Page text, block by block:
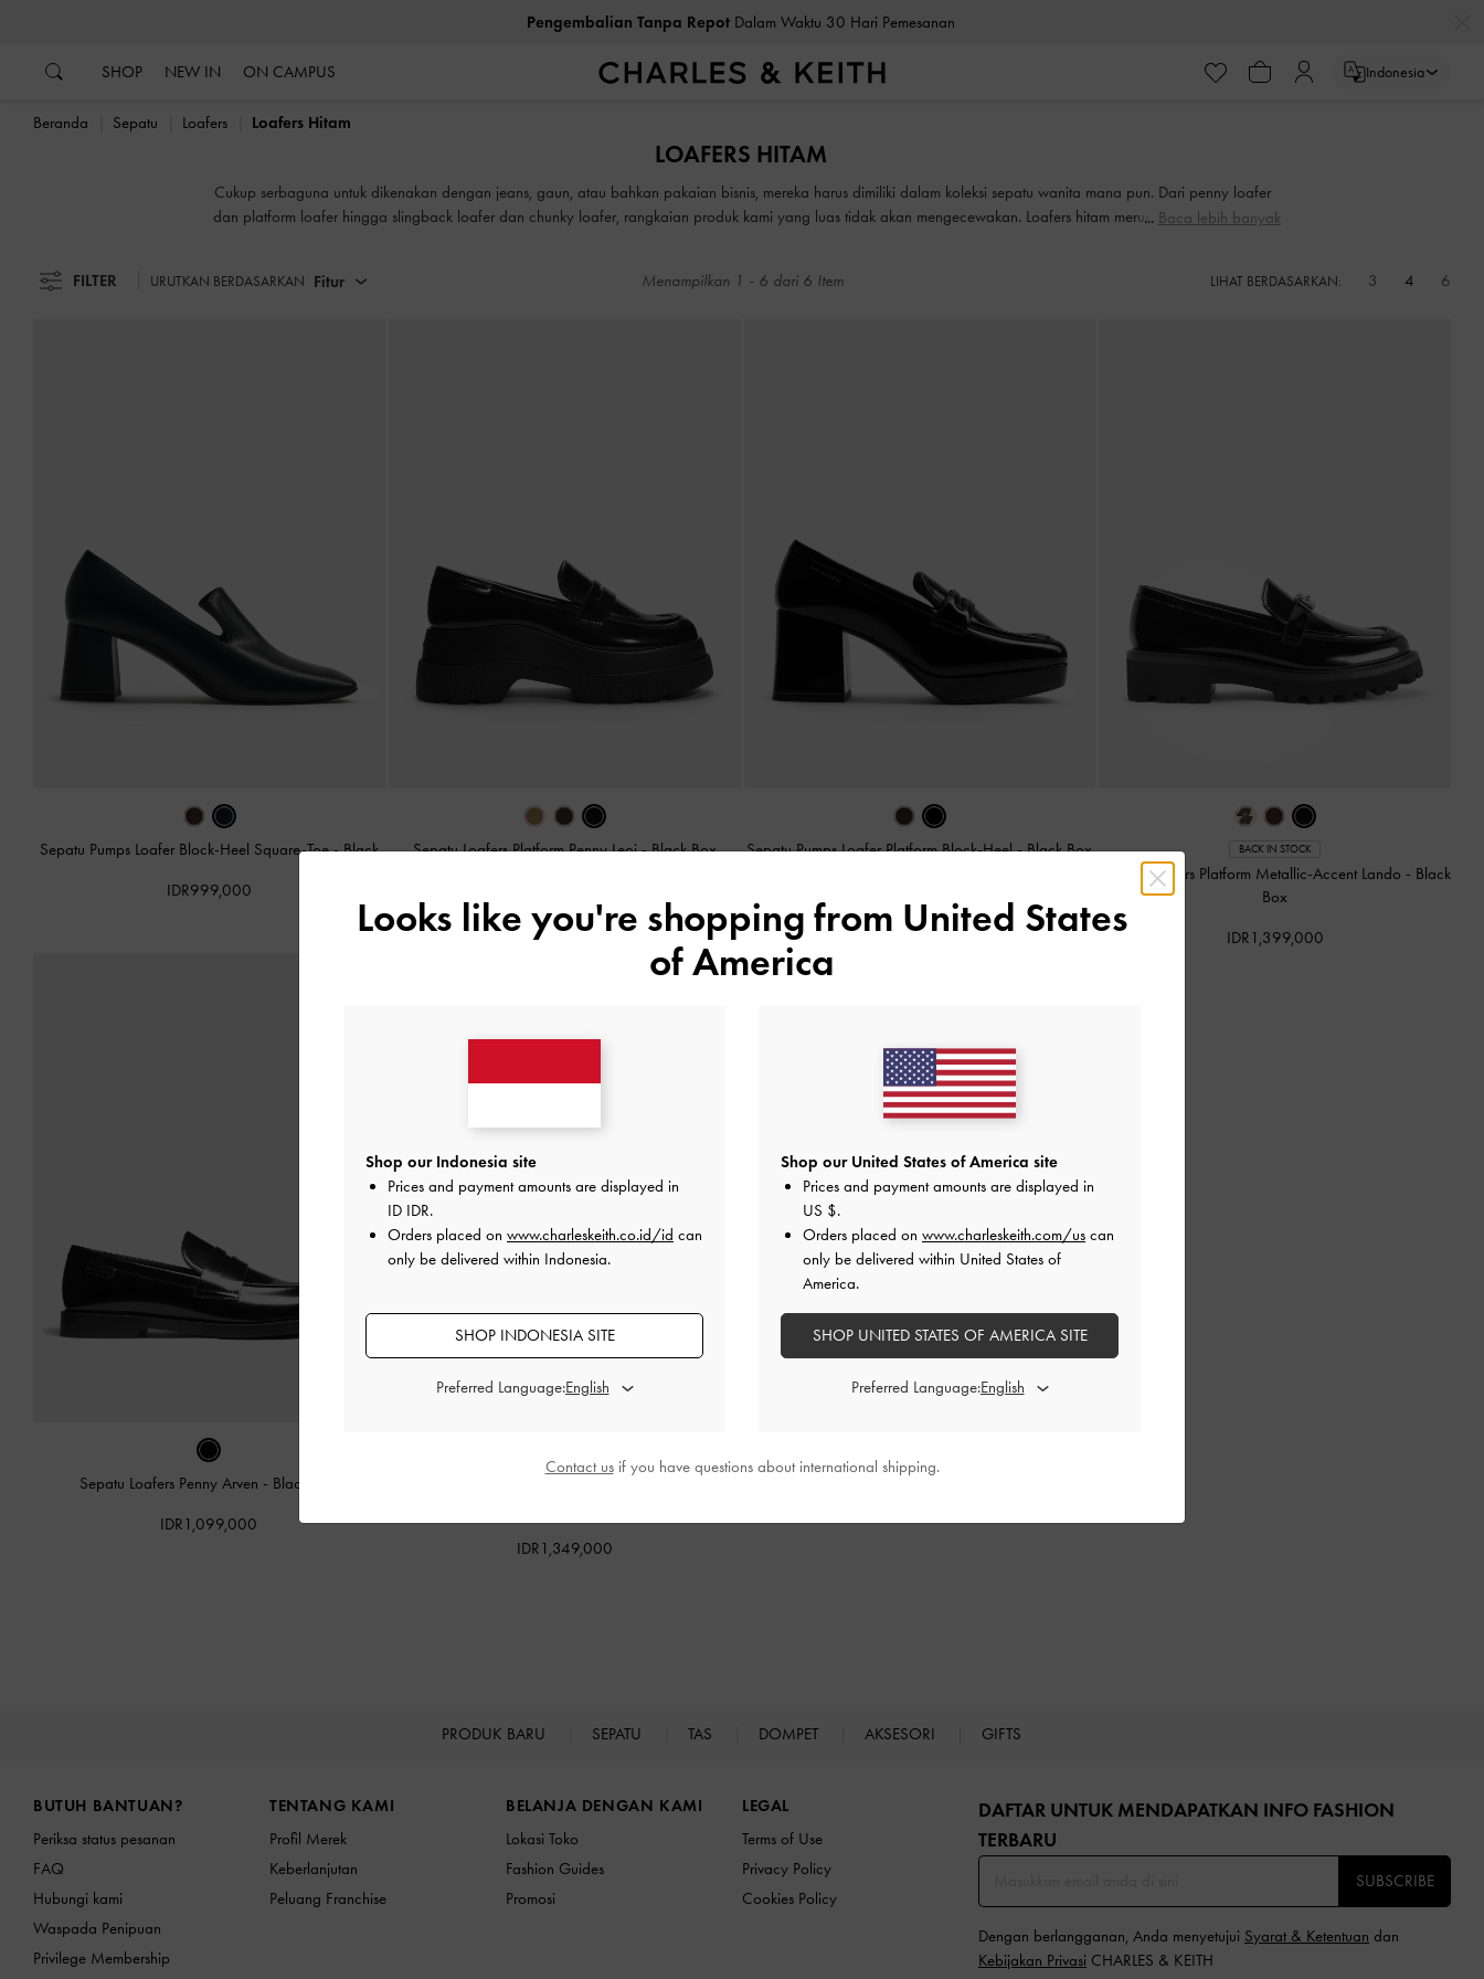
Pengembalian Tanpa RepotDalam Waktu 30 Hari Pemesanan
SHOP NEW IN ON CAMPUS Indonesia
Beranda Sepatu Loafers Loafers Hitam
LOAFERS HITAM
Cukup serbaguna untuk dikenakan dengan jeans, gaun, atau bahkan pakaian bisnis, mereka harus dimiliki dalam koleksi sepatu wanita mana pun. Dari penny loafer
dan platform loafer hingga slingback loafer dan chunky loafer, rangkaian produk kami yang luas tidak akan mengecewakan. Loafers hitam merupakan keharusan di
Baca lebih banyak
FILTER URUTKAN BERDASARKAN Fitur Menampilkan 1 - 6 dari 6 Item LIHAT BERDASARKAN: 3 4 6
Sepatu Pumps Loafer Block-Heel Square-Toe-Black
IDR999,000
Sepatu Loafers Platform Penny Leoi-Black Box Sepatu Pumps Loafer Platform Block-Heel-Black Box BACK IN STOCK
Sepatu Loafers Platform Metallic-Accent Lando - Black
Box
IDR1,399,000
Sepatu Loafers Penny Arven - Black Box
IDR1,099,000
IDR1,349,000
PRODUK BARU SEPATU TAS DOMPET AKSESORI GIFTS
BUTUH BANTUAN?
Periksa status pesanan
FAQ
Hubungi kami
Waspada Penipuan
Privilege Membership
TENTANG KAMI
Profil Merek
Keberlanjutan
Peluang Franchise
BELANJA DENGAN KAMI
Lokasi Toko
Fashion Guides
Promosi
LEGAL
Terms of Use
Privacy Policy
Cookies Policy
DAFTAR UNTUK MENDAPATKAN INFO FASHION
TERBARU​
SUBSCRIBE
Dengan berlangganan, Anda menyetujui Syarat & Ketentuan dan
Kebijakan Privasi CHARLES & KEITH
Looks like you're shopping from United States
of America
Shop our Indonesia site
Prices and payment amounts are displayed in
ID IDR.
Orders placed on www.charleskeith.co.id/id can
only be delivered within Indonesia.
SHOP INDONESIA SITE
Preferred Language:
Shop our United States of America site
Prices and payment amounts are displayed in
US $.
Orders placed on www.charleskeith.com/us can
only be delivered within United States of
America.
SHOP UNITED STATES OF AMERICA SITE
Preferred Language:
Contact usif you have questions about international shipping.